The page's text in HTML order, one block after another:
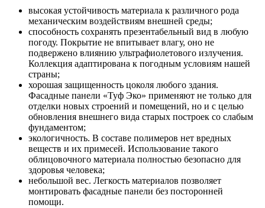
высокая устойчивость материала к различного рода
механическим воздействиям внешней среды;
способность сохранять презентабельный вид в любую
погоду. Покрытие не впитывает влагу, оно не
подвержено влиянию ультрафиолетового излучения.
Коллекция адаптирована к погодным условиям нашей
страны;
хорошая защищенность цоколя любого здания.
Фасадные панели «Туф Эко» применяют не только для
отделки новых строений и помещений, но и с целью
обновления внешнего вида старых построек со слабым
фундаментом;
экологичность. В составе полимеров нет вредных
веществ и их примесей. Использование такого
облицовочного материала полностью безопасно для
здоровья человека;
небольшой вес. Легкость материалов позволяет
монтировать фасадные панели без посторонней
помощи.